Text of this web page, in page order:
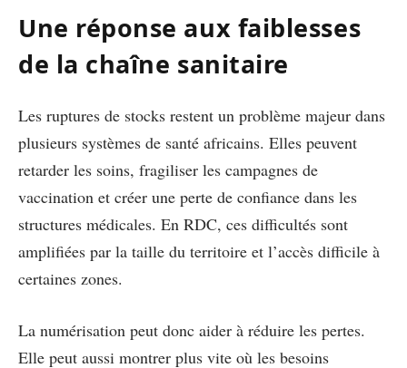
Une réponse aux faiblesses
de la chaîne sanitaire
Les ruptures de stocks restent un problème majeur dans
plusieurs systèmes de santé africains. Elles peuvent
retarder les soins, fragiliser les campagnes de
vaccination et créer une perte de confiance dans les
structures médicales. En RDC, ces difficultés sont
amplifiées par la taille du territoire et l’accès difficile à
certaines zones.
La numérisation peut donc aider à réduire les pertes.
Elle peut aussi montrer plus vite où les besoins